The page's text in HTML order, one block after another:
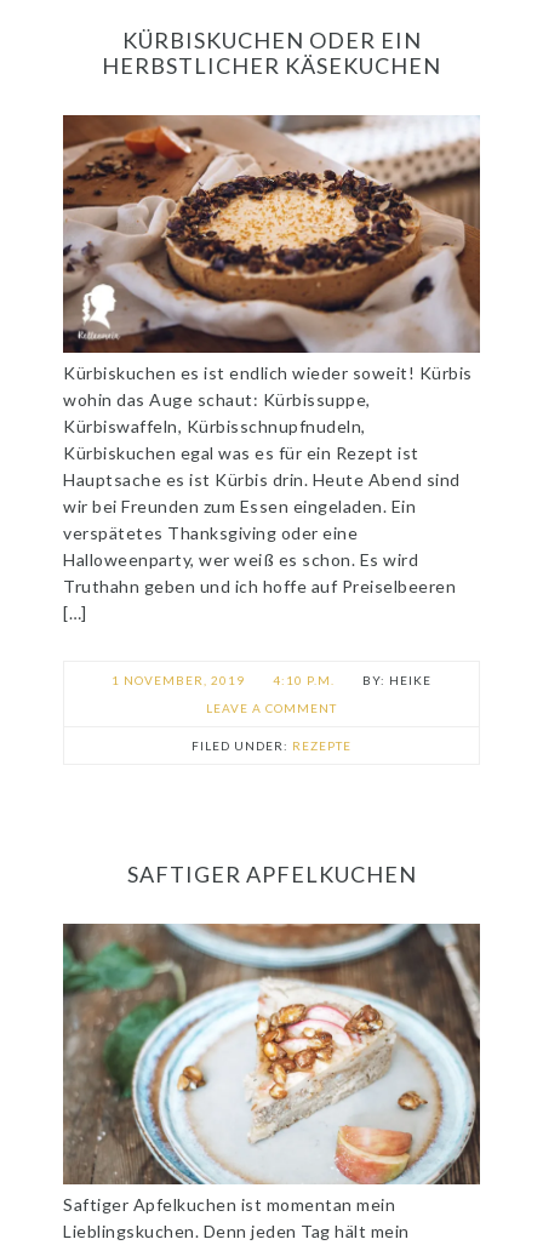
KÜRBISKUCHEN ODER EIN
HERBSTLICHER KÄSEKUCHEN
Kürbiskuchen es ist endlich wieder soweit! Kürbis
wohin das Auge schaut: Kürbissuppe,
Kürbiswaffeln, Kürbisschnupfnudeln,
Kürbiskuchen egal was es für ein Rezept ist
Hauptsache es ist Kürbis drin. Heute Abend sind
wir bei Freunden zum Essen eingeladen. Ein
verspätetes Thanksgiving oder eine
Halloweenparty, wer weiß es schon. Es wird
Truthahn geben und ich hoffe auf Preiselbeeren
[…]
1 NOVEMBER, 2019 4:10 P.M.
HEIKE
LEAVE A COMMENT
FILED UNDER: REZEPTE
SAFTIGER APFELKUCHEN
Saftiger Apfelkuchen ist momentan mein
Lieblingskuchen. Denn jeden Tag hält mein